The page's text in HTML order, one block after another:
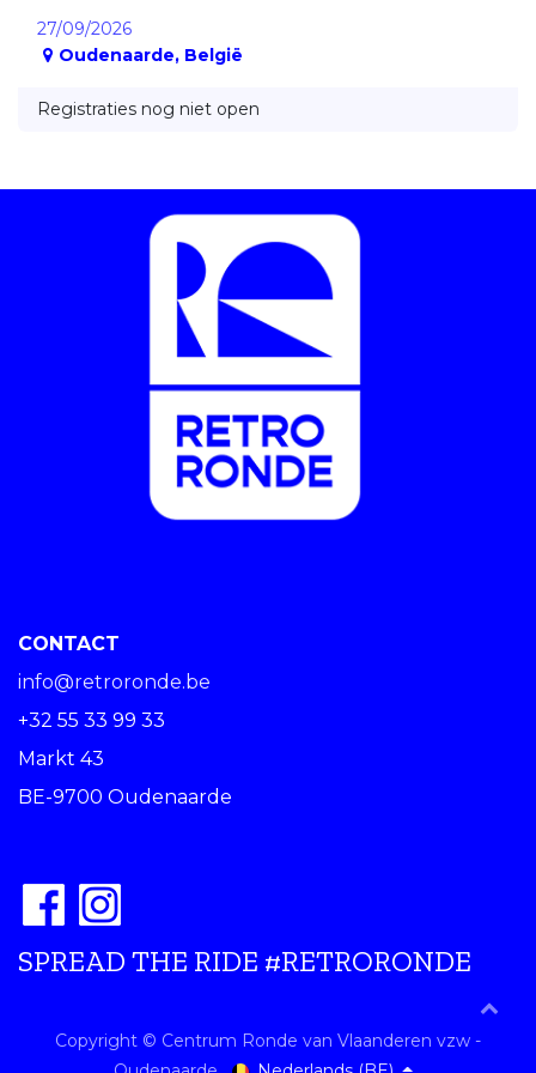
27/09/2026
Oudenaarde, België
Registraties nog niet open
CONTACT
info@retroronde.be
+32 55 33 99 33
Markt 43
BE-9700 Oudenaarde
SPREAD THE RIDE #RETRORONDE
Copyright © Centrum Ronde van Vlaanderen vzw -